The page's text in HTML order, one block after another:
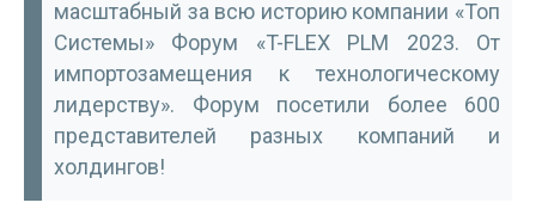
масштабный за всю историю компании «Топ
Системы» Форум «T-FLEX PLM 2023. От
импортозамещения к технологическому
лидерству». Форум посетили более 600
представителей разных компаний и
холдингов!